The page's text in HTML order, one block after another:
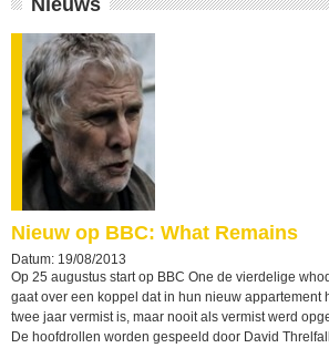
Nieuws
Nieuw op BBC: What Remains
Datum: 19/08/2013
Op 25 augustus start op BBC One de vierdelige
gaat over een koppel dat in hun nieuw appartement
twee jaar vermist is, maar nooit als vermist werd
De hoofdrollen worden gespeeld door David